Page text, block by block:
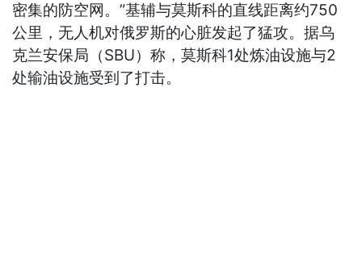
密集的防空网。”基辅与莫斯科的直线距离约750
公里，无人机对俄罗斯的心脏发起了猛攻。据乌
克兰安保局（SBU）称，莫斯科1处炼油设施与2
处输油设施受到了打击。